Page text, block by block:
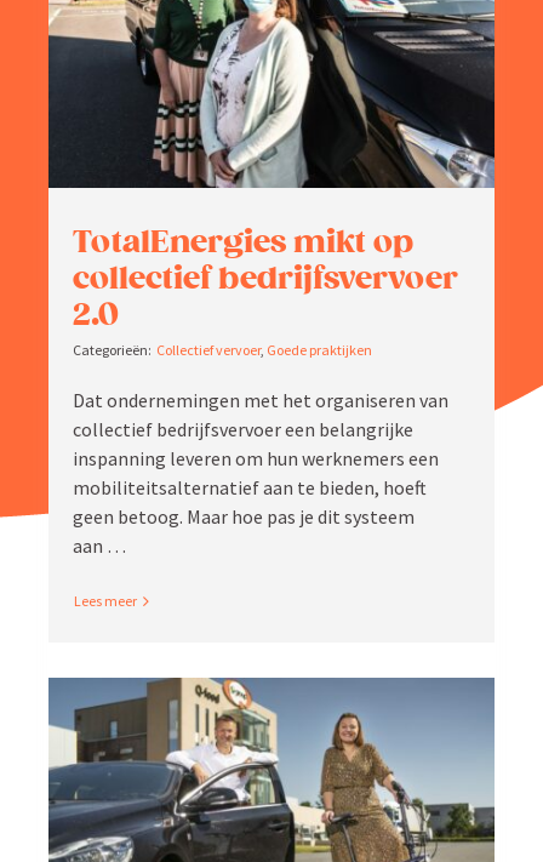
Zoeken
Total­Energies mikt op
collectief bedrijfs­vervoer
2.0
Collectief vervoer, Goede praktijken
Dat onder­ne­mingen met het organi­seren van
collectief bedrijfs­vervoer een belang­rijke
inspanning leveren om hun werknemers een
mobili­teits­al­ter­natief aan te bieden, hoeft
geen betoog. Maar hoe pas je dit systeem
aan …
Read More